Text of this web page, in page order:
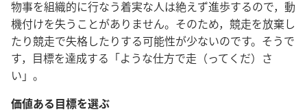
物事を組織的に行なう着実な人は絶えず進歩するので，動
機付けを失うことがありません。そのため，競走を放棄し
たり競走で失格したりする可能性が少ないのです。そうで
す，目標を達成する「ような仕方で走（ってくだ）さ
い」。
価値ある目標を選ぶ